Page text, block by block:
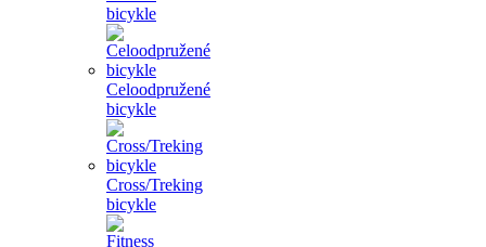
bicykle
Celoodpružené
bicykle
Cross/Treking
bicykle